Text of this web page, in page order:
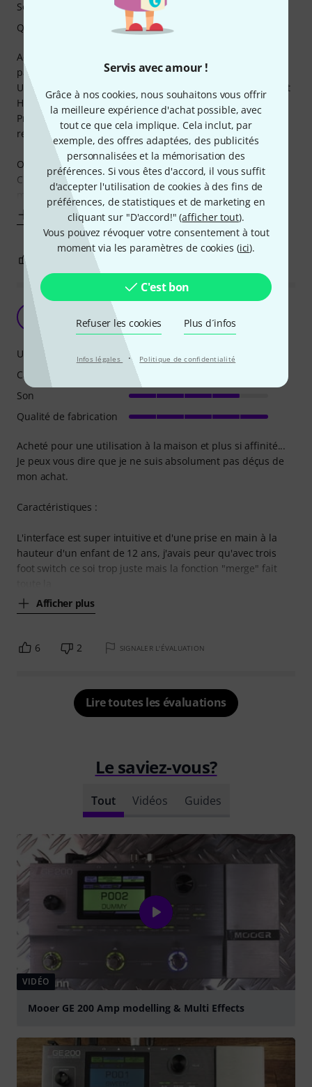
Servis avec amour !
Grâce à nos cookies, nous souhaitons vous offrir
la meilleure expérience d'achat possible, avec
tout ce que cela implique. Cela inclut, par
exemple, des offres adaptées, des publicités
personnalisées et la mémorisation des
préférences. Si vous êtes d'accord, il vous suffit
d'accepter l'utilisation de cookies à des fins de
préférences, de statistiques et de marketing en
cliquant sur "D'accord!" (afficher tout).
Vous pouvez révoquer votre consentement à tout
moment via les paramètres de cookies (ici).
C'est bon
Refuser les cookies Plus d´infos
Infos légales · Politique de confidentialité
Acheté pour aller en répet lorsque mon pedalboard n'est
pas dispo.
Utilisé avec une strat sur amplis entrée de gamme Laney et
H&K.
Premier point après quelques semaines d'utilisation (j'ai
reçu la v2.0, à priori le dernier carat).
On commence par ce qui fâche, à savoir le rendu sonore.
C'est affreusement numérique, et du numérique pas au
Afficher plus
Son
Qualité de fabrication
Absolument génial
B3rtrand 11.03.2018
Acheté pour une utilisation à la maison et plus si affinité...
Je peux vous dire que je ne suis absolument pas déçus de
mon achat.
Caractéristiques :
L'interface est super intuitive et d'une prise en main à la
hauteur d'un enfant de 12 ans, j'avais peur qu'avec trois
foot switch ce soi trop juste mais la fonction "merge" fait
Afficher plus
Utilisation
Caractéristiques
Son
Qualité de fabrication
6 2 SIGNALER L'ÉVALUATION
Lire toutes les évaluations
Le saviez-vous?
Tout Vidéos Guides
VIDÉO
Mooer GE 200 Amp modelling & Multi Effects